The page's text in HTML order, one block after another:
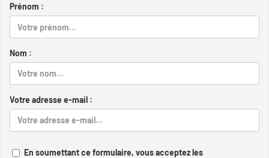
Prénom :
Nom :
Votre adresse e-mail :
En soumettant ce formulaire, vous acceptez les